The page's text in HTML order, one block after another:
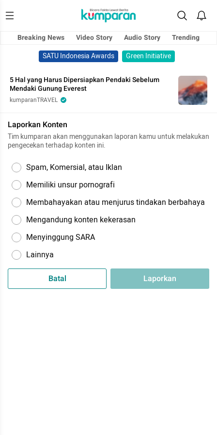
Breaking News Video Story Audio Story
Trending
SATU Indonesia Awards
Green Initiative
5 Hal yang Harus Dipersiapkan Pendaki Sebelum
Mendaki Gunung Everest
kumparanTRAVEL
Laporkan Konten
Tim kumparan akan menggunakan laporan kamu untuk melakukan
pengecekan terhadap konten ini.
Spam, Komersial, atau Iklan
Memiliki unsur pornografi
Membahayakan atau menjurus tindakan berbahaya
Mengandung konten kekerasan
Menyinggung SARA
Lainnya
Batal Laporkan